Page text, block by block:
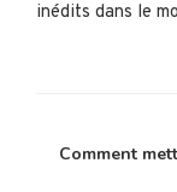
inédits dans le
Comment